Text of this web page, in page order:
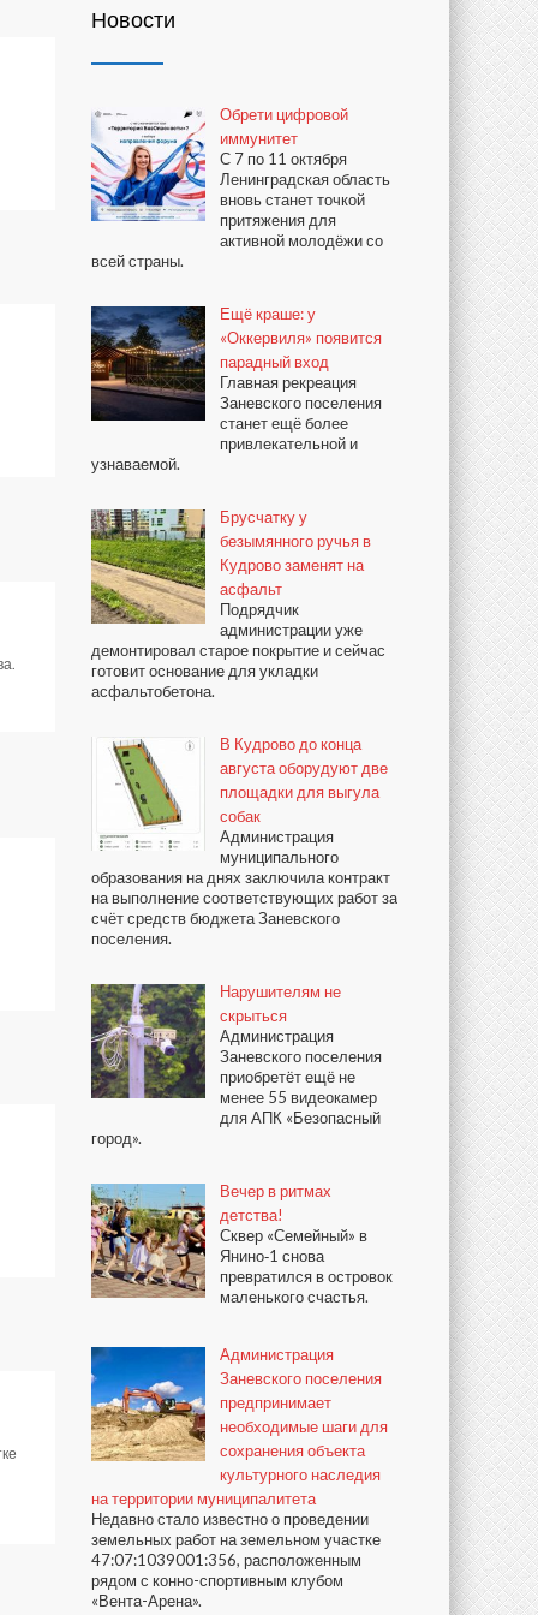
Новости
Обрети цифровой
иммунитет
С 7 по 11 октября
Ленинградская область
вновь станет точкой
притяжения для
активной молодёжи со
всей страны.
Ещё краше: у
«Оккервиля» появится
парадный вход
Главная рекреация
Заневского поселения
станет ещё более
привлекательной и
узнаваемой.
Брусчатку у
безымянного ручья в
Кудрово заменят на
асфальт
Подрядчик
администрации уже
демонтировал старое покрытие и сейчас
готовит основание для укладки
асфальтобетона.
В Кудрово до конца
августа оборудуют две
площадки для выгула
собак
Администрация
муниципального
образования на днях заключила контракт
на выполнение соответствующих работ за
счёт средств бюджета Заневского
поселения.
Нарушителям не
скрыться
Администрация
Заневского поселения
приобретёт ещё не
менее 55 видеокамер
для АПК «Безопасный
город».
Вечер в ритмах
детства!
Сквер «Семейный» в
Янино‑1 снова
превратился в островок
маленького счастья.
Администрация
Заневского поселения
предпринимает
необходимые шаги для
сохранения объекта
культурного наследия
на территории муниципалитета
Недавно стало известно о проведении
земельных работ на земельном участке
47:07:1039001:356, расположенным
рядом с конно-спортивным клубом
«Вента-Арена».